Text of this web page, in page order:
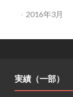
2016年3月
実績（一部）